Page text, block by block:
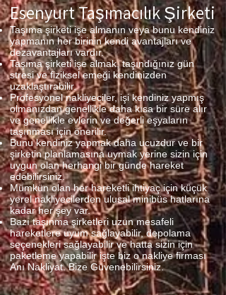
Esenyurt Taşımacılık Şirketi
Taşıma şirketi işe almanın veya bunu kendiniz
yapmanın her birinin kendi avantajları ve
dezavantajları vardır.
Taşıma şirketi işe almak, taşındığınız gün
stresi ve fiziksel emeği kendinizden
uzaklaştırabilir.
Profesyonel nakliyeciler, işi kendiniz yapmış
olmanızdan genellikle daha kısa bir süre alır
ve genellikle evlerin ve değerli eşyaların
taşınması için önerilir.
Bunu kendiniz yapmak daha ucuzdur ve bir
şirketin planlamasına uymak yerine sizin için
uygun olan herhangi bir günde hareket
edebilirsiniz.
Mümkün olan her hareketli ihtiyaç için küçük
yerel nakliyecilerden ulusal minibüs hatlarına
kadar her şey var.
Bazı taşınma şirketleri uzun mesafeli
hareketlere uyum sağlayabilir, depolama
seçenekleri sağlayabilir ve hatta sizin için
paketleme yapabilir işte biz o nakliye firması
Anı Nakliyat. Bize Güvenebilirsiniz.